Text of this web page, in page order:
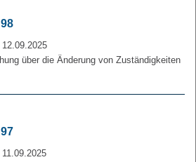
12.09.2025
über die Änderung von Zuständigkeiten
11.09.2025